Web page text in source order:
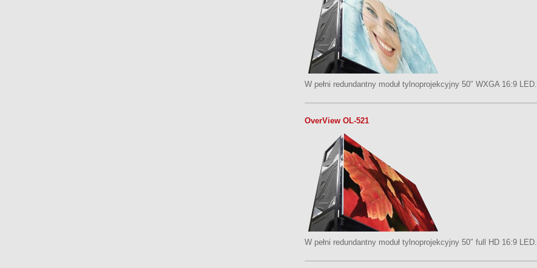
W pełni redundantny moduł tylnoprojekcyjny 50″ WXGA 16:9 LED.
OverView OL-521
W pełni redundantny moduł tylnoprojekcyjny 50″ full HD 16:9 LED.